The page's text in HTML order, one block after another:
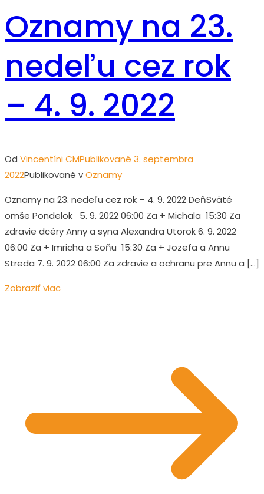
Oznamy na 23.
nedeľu cez rok
– 4. 9. 2022
Od Vincentíni CMPublikované 3. septembra
2022Publikované vOznamy
Oznamy na 23. nedeľu cez rok – 4. 9. 2022 DeňSväté
omše Pondelok 5. 9. 2022 06:00 Za + Michala 15:30 Za
zdravie dcéry Anny a syna Alexandra Utorok 6. 9. 2022
06:00 Za + Imricha a Soňu 15:30 Za + Jozefa a Annu
Streda 7. 9. 2022 06:00 Za zdravie a ochranu pre Annu a […]
Zobraziť viac